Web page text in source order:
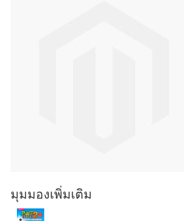
มุมมองเพิ่มเติม